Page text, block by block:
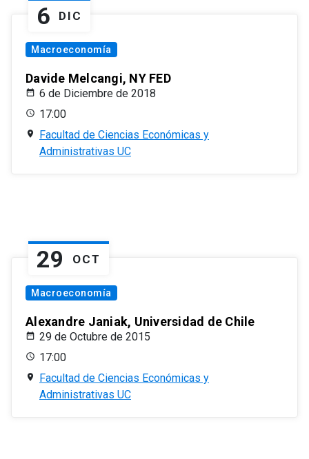
6 DIC
Macroeconomía
Davide Melcangi, NY FED
6 de Diciembre de 2018
17:00
Facultad de Ciencias Económicas y
Administrativas UC
29 OCT
Macroeconomía
Alexandre Janiak, Universidad de Chile
29 de Octubre de 2015
17:00
Facultad de Ciencias Económicas y
Administrativas UC